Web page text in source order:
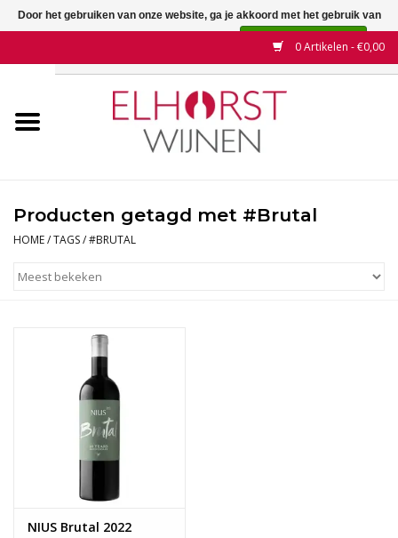
0 Artikelen - €0,00
Wijnen
Wijnhuizen
Druif
Wijnaanbiedingen
Wijnberichten
Producten getagd met #Brutal
HOME/TAGS/#BRUTAL
NIUS Brutal 2022
Door het gebruiken van onze website, ga je akkoord met het gebruik van